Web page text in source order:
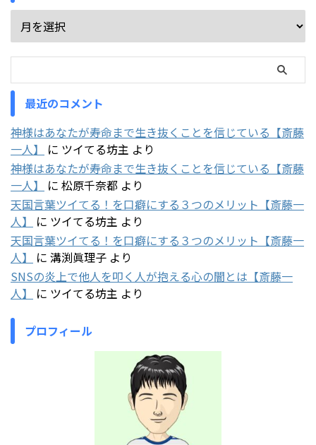
最近のコメント
神様はあなたが寿命まで生き抜くことを信じている【斎藤
一人】
に ツイてる坊主 より
神様はあなたが寿命まで生き抜くことを信じている【斎藤
一人】
に 松原千奈都 より
天国言葉ツイてる！を口癖にする３つのメリット【斎藤一
人】
に ツイてる坊主 より
天国言葉ツイてる！を口癖にする３つのメリット【斎藤一
人】
に 溝渕眞理子 より
SNSの炎上で他人を叩く人が抱える心の闇とは【斎藤一
人】
に ツイてる坊主 より
プロフィール